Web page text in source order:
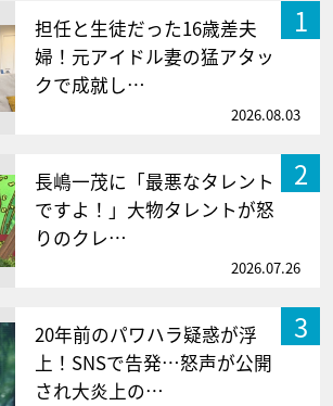
1
担任と生徒だった16歳差夫
婦！元アイドル妻の猛アタッ
クで成就し…
2026.08.03
2
長嶋一茂に「最悪なタレント
ですよ！」大物タレントが怒
りのクレ…
2026.07.26
3
20年前のパワハラ疑惑が浮
上！SNSで告発…怒声が公開
され大炎上の…